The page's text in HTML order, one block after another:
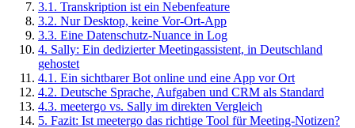
3.1 . Transkription ist ein Nebenfeature
3.2. Nur Desktop, keine Vor-Ort-App
3.3. Eine Datenschutz-Nuance in Log
4. Sally: Ein dedizierter Meetingassistent, in Deutschland
gehostet
4.1 . Ein sichtbarer Bot online und eine App vor Ort
4.2. Deutsche Sprache, Aufgaben und CRM als Standard
4.3. meetergo vs. Sally im direkten Vergleich
5. Fazit: Ist meetergo das richtige Tool für Meeting-Notizen?